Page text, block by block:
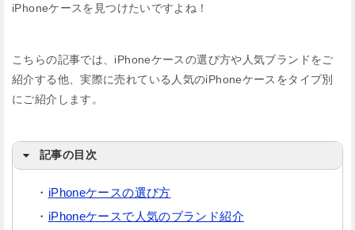
iPhoneケースを見つけたいですよね！
こちらの記事では、iPhoneケースの選び方や人気ブランドをご
紹介する他、実際に売れている人気のiPhoneケースをタイプ別
にご紹介します。
記事の目次
・ iPhoneケースの選び方
・ iPhoneケースで人気のブランド紹介